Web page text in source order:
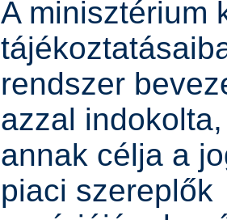
A minisztérium
rendszer
azzal
annak célja a
piaci szereplők